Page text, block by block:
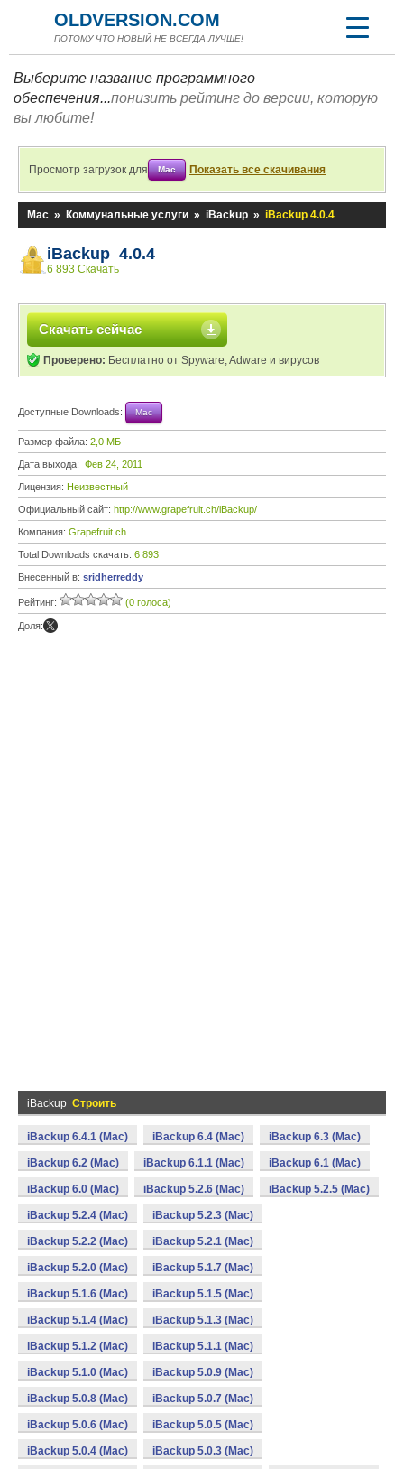
OLDVERSION.COM
ПОТОМУ ЧТО НОВЫЙ НЕ ВСЕГДА ЛУЧШЕ!
Выберите название программного
обеспечения...понизить рейтинг до версии, которую
вы любите!
Просмотр загрузок для Mac Показать все скачивания
Mac » Коммунальные услуги » iBackup » iBackup 4.0.4
iBackup 4.0.4
6 893 Скачать
Скачать сейчас
Проверено: Бесплатно от Spyware, Adware и вирусов
Доступные Downloads: Mac
Размер файла: 2,0 МБ
Дата выхода: Фев 24, 2011
Лицензия: Неизвестный
Официальный сайт: http://www.grapefruit.ch/iBackup/
Компания: Grapefruit.ch
Total Downloads скачать: 6 893
Внесенный в: sridherreddy
Рейтинг: (0 голоса)
Доля:
iBackup Строить
iBackup 6.4.1 (Mac) iBackup 6.4 (Mac) iBackup 6.3 (Mac)
iBackup 6.2 (Mac) iBackup 6.1.1 (Mac) iBackup 6.1 (Mac)
iBackup 6.0 (Mac) iBackup 5.2.6 (Mac) iBackup 5.2.5 (Mac)
iBackup 5.2.4 (Mac) iBackup 5.2.3 (Mac)
iBackup 5.2.2 (Mac) iBackup 5.2.1 (Mac)
iBackup 5.2.0 (Mac) iBackup 5.1.7 (Mac)
iBackup 5.1.6 (Mac) iBackup 5.1.5 (Mac)
iBackup 5.1.4 (Mac) iBackup 5.1.3 (Mac)
iBackup 5.1.2 (Mac) iBackup 5.1.1 (Mac)
iBackup 5.1.0 (Mac) iBackup 5.0.9 (Mac)
iBackup 5.0.8 (Mac) iBackup 5.0.7 (Mac)
iBackup 5.0.6 (Mac) iBackup 5.0.5 (Mac)
iBackup 5.0.4 (Mac) iBackup 5.0.3 (Mac)